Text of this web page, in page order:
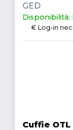
GED
Disponibilità:
€ Log-in
Cuffie